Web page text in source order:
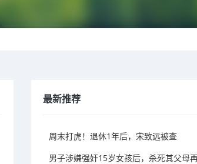
最新推荐
周末打虎！退休1年后，宋致远被查
男子涉嫌强奸15岁女孩后，杀死其父母